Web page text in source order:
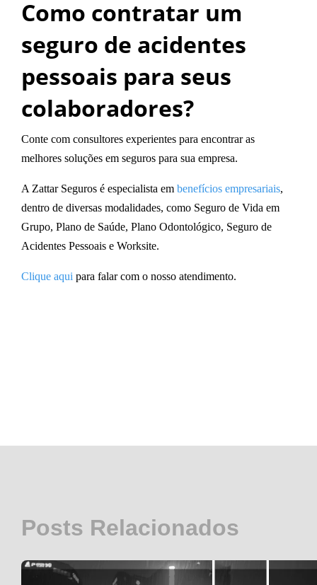
Como contratar um
seguro de acidentes
pessoais para seus
colaboradores?
Conte com consultores experientes para encontrar as
melhores soluções em seguros para sua empresa.
A Zattar Seguros é especialista em benefícios empresariais,
dentro de diversas modalidades, como Seguro de Vida em
Grupo, Plano de Saúde, Plano Odontológico, Seguro de
Acidentes Pessoais e Worksite.
Clique aqui para falar com o nosso atendimento.
Posts Relacionados